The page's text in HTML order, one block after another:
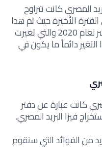
المصري كانت تتراوح
في الفترة الأخيرة حيث تم هذا
التغيير بداية من الشهر الثاني عشر لعام 2020 والتي تغيرت
حيث ان هذا التغير دائماً ما يكون في
كانت عبارة عن دفتر
فيزا البريد المصري.
من الفوائد التي سنقوم